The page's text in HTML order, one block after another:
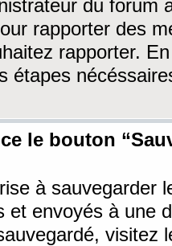
du forum
rapporter des
rapporter.
étapes
ce le bouton
à sauvegarder
et envoyés à une
visitez